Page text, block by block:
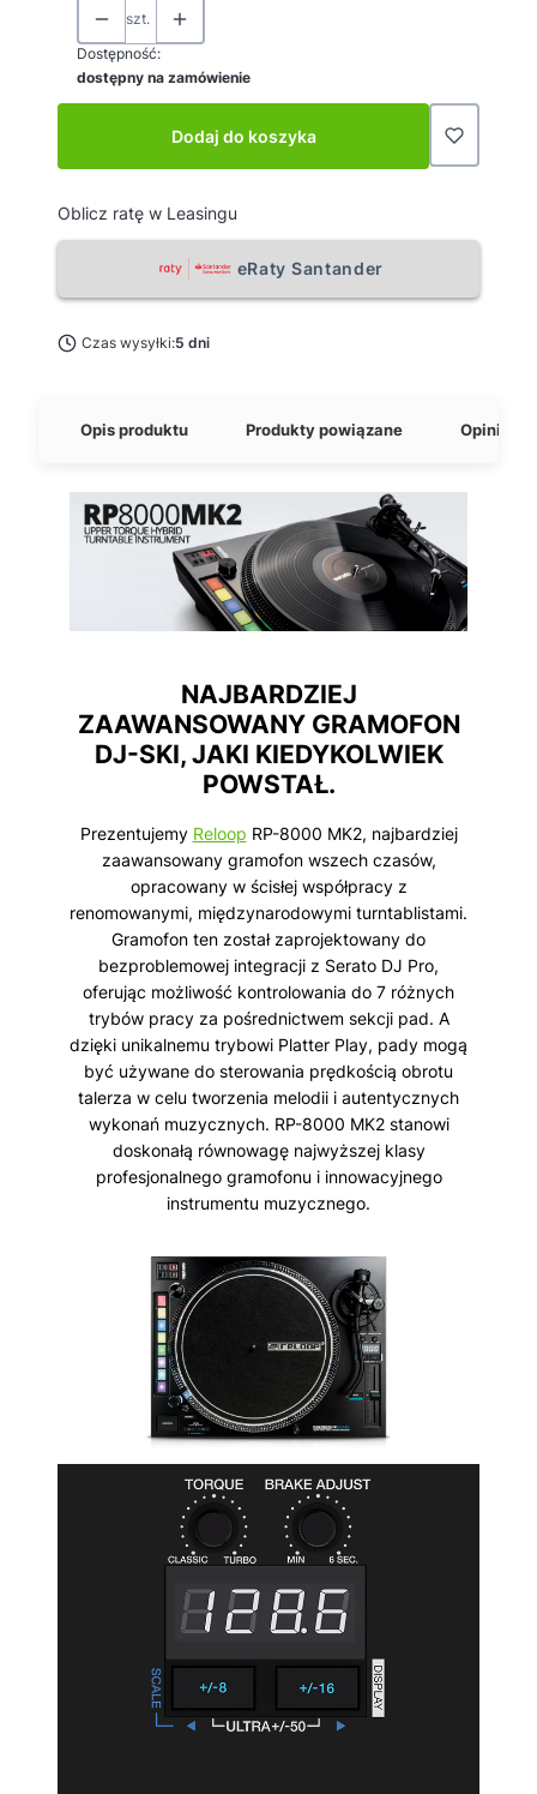
szt.
Dostępność:
dostępny na zamówienie
Dodaj do koszyka
Oblicz ratę w Leasingu
eRaty Santander
Czas wysyłki:5 dni
Opis produktu Produkty powiązane Opinie o
NAJBARDZIEJ
ZAAWANSOWANY GRAMOFON
DJ-SKI, JAKI KIEDYKOLWIEK
POWSTAŁ.
Prezentujemy Reloop RP-8000 MK2, najbardziej
zaawansowany gramofon wszech czasów,
opracowany w ścisłej współpracy z
renomowanymi, międzynarodowymi turntablistami.
Gramofon ten został zaprojektowany do
bezproblemowej integracji z Serato DJ Pro,
oferując możliwość kontrolowania do 7 różnych
trybów pracy za pośrednictwem sekcji pad. A
dzięki unikalnemu trybowi Platter Play, pady mogą
być używane do sterowania prędkością obrotu
talerza w celu tworzenia melodii i autentycznych
wykonań muzycznych. RP-8000 MK2 stanowi
doskonałą równowagę najwyższej klasy
profesjonalnego gramofonu i innowacyjnego
instrumentu muzycznego.